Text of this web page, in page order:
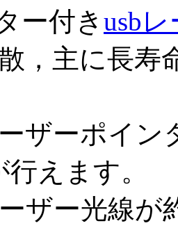
ー付き usb
，主に長寿
ザーポイン
えます。
ザー光線が